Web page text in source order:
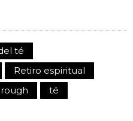
té
Retiro espiritual
té